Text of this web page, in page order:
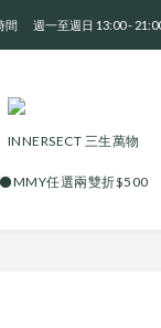
三 千 免 運 費 🤘🏻
週一至週日 13:00 -
INNERSECT 三生萬物
⚫️MMY任選兩雙折$500